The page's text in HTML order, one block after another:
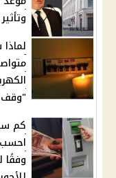
"وقف
كم
وفقًا